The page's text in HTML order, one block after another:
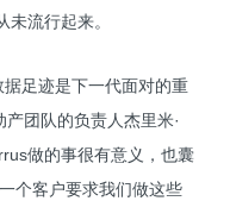
流行起来。
足迹是下一代面对的重
团队的负责人杰里米·
做的事很有意义，也囊
个客户要求我们做这些